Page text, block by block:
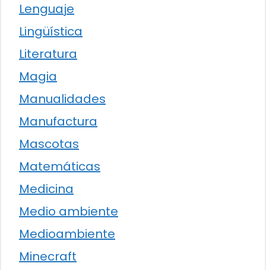
Lenguaje
Lingüística
Literatura
Magia
Manualidades
Manufactura
Mascotas
Matemáticas
Medicina
Medio ambiente
Medioambiente
Minecraft